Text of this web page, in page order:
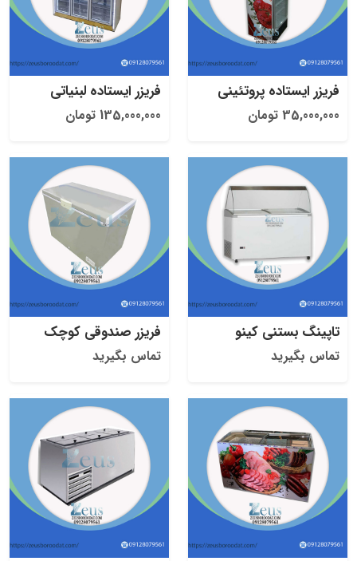
فریزر ایستاده پروتئینی
35,000,000 تومان
فریزر ایستاده لبنیاتی
135,000,000 تومان
تاپینگ بستنی کینو
تماس بگیرید
فریزر صندوقی کوچک
تماس بگیرید